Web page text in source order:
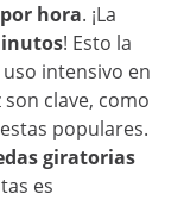
hora. ¡La
! Esto la
intensivo en
clave, como
populares.
giratorias
es